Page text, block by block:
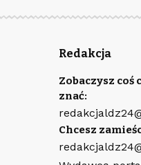
Redakcja
Zobaczysz coś
znać:
Chcesz